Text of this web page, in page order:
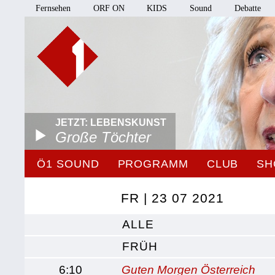
Fernsehen ORF ON KIDS Sound Debatte
JETZT: LEBENSKUNST
Große Töchter
Ö1 SOUND PROGRAMM CLUB
FR | 23 07 2021
ALLE
FRÜH
6:10
Guten Morgen Österreich